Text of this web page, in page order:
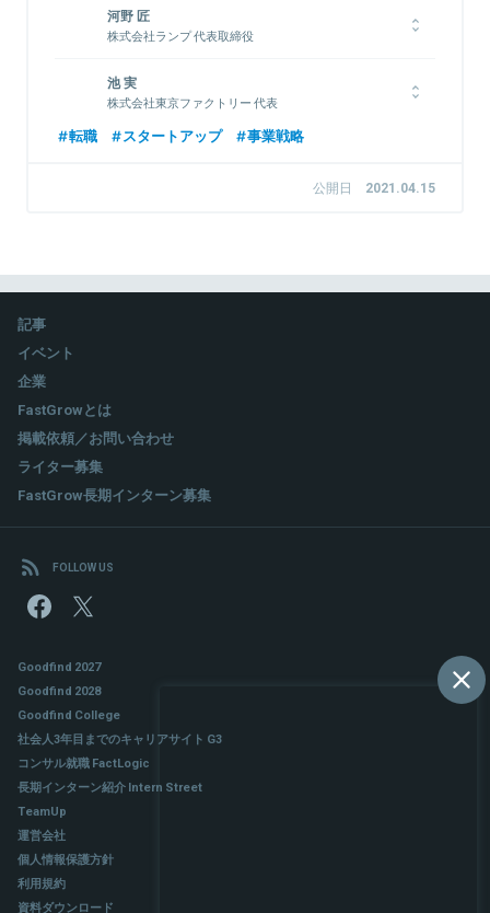
河野 匠
株式会社ランプ 代表取締役
トを立ち上げたことがきっかけで起業。その後、株式会社ランプ
を設立し、200社以上のWEBマーケティングやサイト制作を支
援。京都府主催のセミナーや上場企業の社内研修にも講師として
多数登壇。
池 実
株式会社東京ファクトリー 代表
2011年大阪大学工学部卒、2013年大阪大学大学院修了(材料工
ティンググループ(BCG)に入社。BCGでは製造業・エネルギー
転職 スタートアップ 事業戦略
公開日 2021.04.15
記事
イベント
企業
FastGrowとは
掲載依頼／お問い合わせ
ライター募集
FastGrow長期インターン募集
FOLLOW US
Goodfind 2027
Goodfind 2028
Goodfind College
社会人3年目までのキャリアサイト G3
コンサル就職 FactLogic
長期インターン紹介 Intern Street
TeamUp
運営会社
個人情報保護方針
利用規約
資料ダウンロード